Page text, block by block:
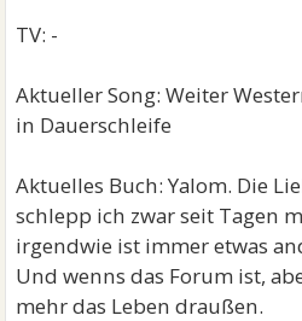
TV: -
Aktueller Song: Weiter
in Dauerschleife
Aktuelles Buch: Yalom. Die
schlepp ich zwar seit Tagen
irgendwie ist immer etwas
Und wenns das Forum ist,
mehr das Leben draußen.